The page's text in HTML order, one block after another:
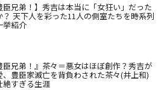
臣兄弟！】秀吉は本当に「女狂い」だった
？ 天下人を彩った11人の側室たちを時系列
挙紹介
臣兄弟！』茶々＝悪女はほぼ創作？秀吉が
、豊臣家滅亡を背負わされた茶々(井上和)
絶すぎる生涯